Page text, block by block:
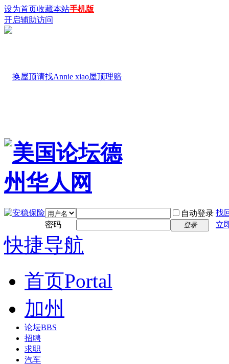
设为首页收藏本站手机版
开启辅助访问
自动登录 找
密码
登录 立
快捷导航
首页Portal
加州
论坛BBS
招聘
求职
汽车